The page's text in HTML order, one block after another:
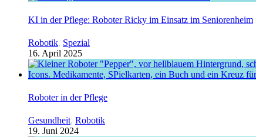
KI in der Pflege: Roboter Ricky im Einsatz im Seniorenheim
Robotik, Spezial
16. April 2025
Roboter in der Pflege
Gesundheit, Robotik
19. Juni 2024